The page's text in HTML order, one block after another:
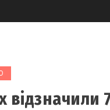
відзначили